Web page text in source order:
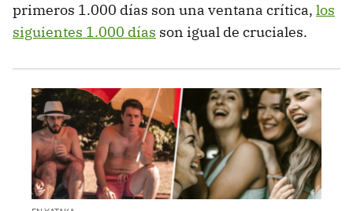
primeros 1.000 días son una ventana crítica, los
siguientes 1.000 días son igual de cruciales.